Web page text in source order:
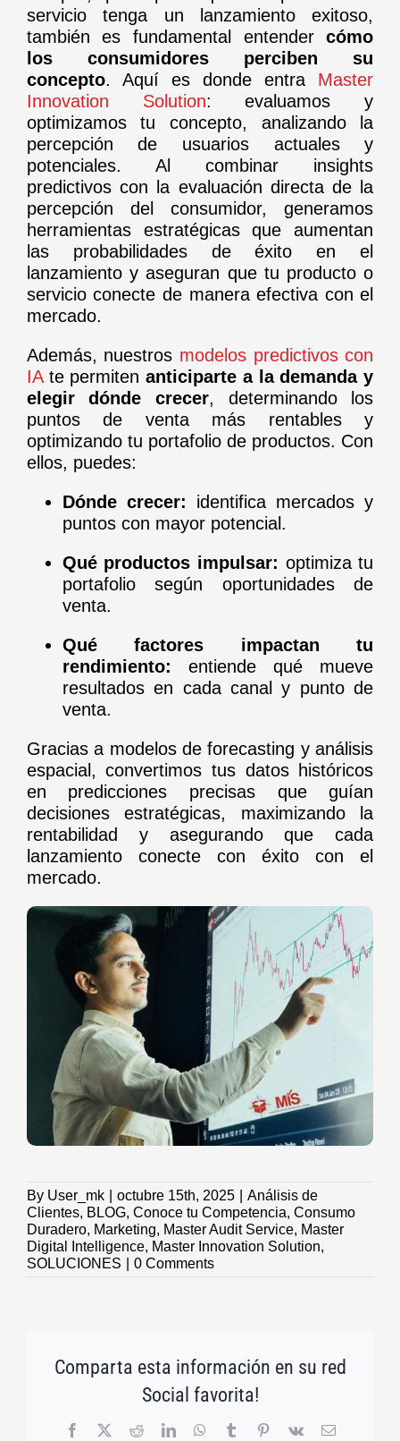
servicio tenga un lanzamiento exitoso,
también es fundamental entendercómo
los consumidores perciben su
concepto. Aquí es donde entra Master
Innovation Solution: evaluamos y
optimizamos tu concepto, analizando la
percepción de usuarios actuales y
potenciales. Al combinar insights
predictivos con la evaluación directa de la
percepción del consumidor, generamos
herramientas estratégicas que aumentan
las probabilidades de éxito en el
lanzamiento y aseguran que tu producto o
servicio conecte de manera efectiva con el
mercado.
Además, nuestros modelos predictivos con
IAte permitenanticiparte a la demanda y
elegir dónde crecer, determinando los
puntos de venta más rentables y
optimizando tu portafolio de productos. Con
ellos, puedes:
Dónde crecer: identifica mercados y
puntos con mayor potencial.
Qué productos impulsar: optimiza tu
portafolio según oportunidades de
venta.
Qué factores impactan tu
rendimiento: entiende qué mueve
resultados en cada canal y punto de
venta.
Gracias a modelos de forecasting y análisis
espacial, convertimos tus datos históricos
en predicciones precisas que guían
decisiones estratégicas, maximizando la
rentabilidad y asegurando que cada
lanzamiento conecte con éxito con el
mercado.
By User_mk octubre 15th, 2025
Análisis de
Clientes, BLOG, Conoce tu Competencia, Consumo
Duradero, Marketing, Master Audit Service, Master
Digital Intelligence, Master Innovation Solution,
SOLUCIONES
0 Comments
Comparta esta información en su red
Social favorita!
Facebook
X RedditLinkedInWhatsApp
TumblrPinterest
Vk Email